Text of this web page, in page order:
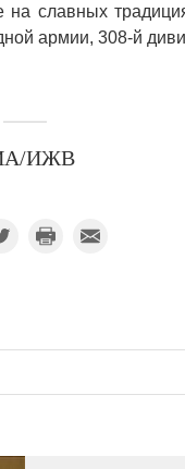
на славных
армии, 308-й
ИЖВ